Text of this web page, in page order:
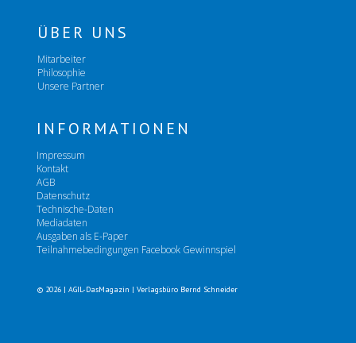
ÜBER UNS
Mitarbeiter
Philosophie
Unsere Partner
INFORMATIONEN
Impressum
Kontakt
AGB
Datenschutz
Technische-Daten
Mediadaten
Ausgaben als E-Paper
Teilnahmebedingungen Facebook Gewinnspiel
© 2026 | AGIL-DasMagazin | Verlagsbüro Bernd Schneider